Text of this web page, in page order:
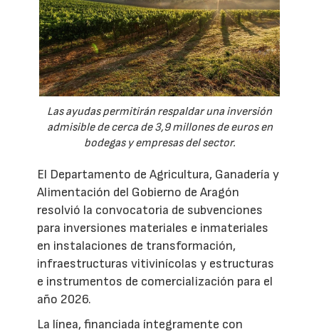
Las ayudas permitirán respaldar una inversión
admisible de cerca de 3,9 millones de euros en
bodegas y empresas del sector.
El Departamento de Agricultura, Ganadería y
Alimentación del Gobierno de Aragón
resolvió la convocatoria de subvenciones
para inversiones materiales e inmateriales
en instalaciones de transformación,
infraestructuras vitivinícolas y estructuras
e instrumentos de comercialización para el
año 2026.
La línea, financiada íntegramente con